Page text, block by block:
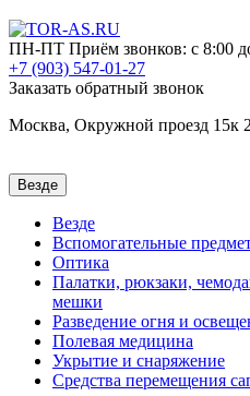
ПН-ПТ Приём звонков: с 8:00
+7 (903) 547-01-27
Заказать обратный звонок
Москва, Окружной проезд 15к
Везде
Везде
Вспомогательные
Оптика
Палатки, рюкзаки,
мешки
Разведение огня и
Полевая медицина
Укрытие и снаряжение
Средства перемещения